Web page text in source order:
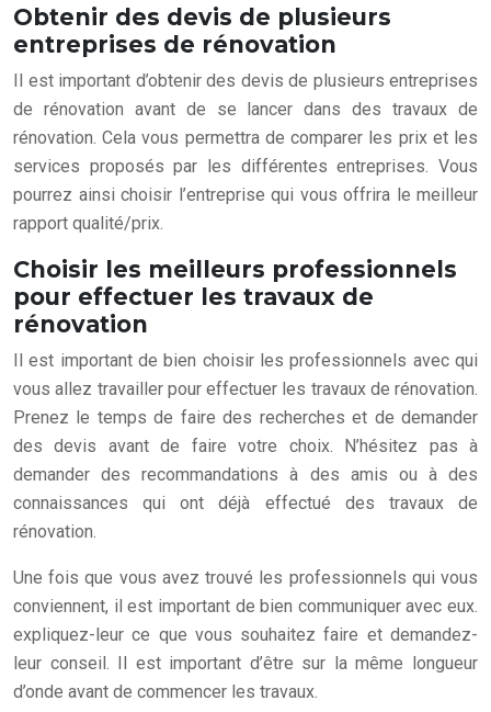
Obtenir des devis de plusieurs
entreprises de rénovation
Il est important d’obtenir des devis de plusieurs entreprises
de rénovation avant de se lancer dans des travaux de
rénovation. Cela vous permettra de comparer les prix et les
services proposés par les différentes entreprises. Vous
pourrez ainsi choisir l’entreprise qui vous offrira le meilleur
rapport qualité/prix.
Choisir les meilleurs professionnels
pour effectuer les travaux de
rénovation
Il est important de bien choisir les professionnels avec qui
vous allez travailler pour effectuer les travaux de rénovation.
Prenez le temps de faire des recherches et de demander
des devis avant de faire votre choix. N’hésitez pas à
demander des recommandations à des amis ou à des
connaissances qui ont déjà effectué des travaux de
rénovation.
Une fois que vous avez trouvé les professionnels qui vous
conviennent, il est important de bien communiquer avec eux.
expliquez-leur ce que vous souhaitez faire et demandez-
leur conseil. Il est important d’être sur la même longueur
d’onde avant de commencer les travaux.